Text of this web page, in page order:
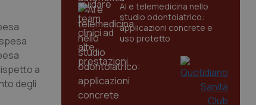
a
degli
AI e telemedicina nello
studio odontoiatrico:
applicazioni concrete e
uso protetto